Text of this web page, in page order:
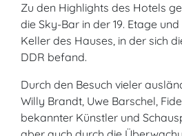
Zu den Highlights des Hotels
die Sky-Bar in der 19. Etage
Keller des Hauses, in der sich
DDR befand.
Durch den Besuch vieler
Willy Brandt, Uwe Barschel,
bekannter Künstler und